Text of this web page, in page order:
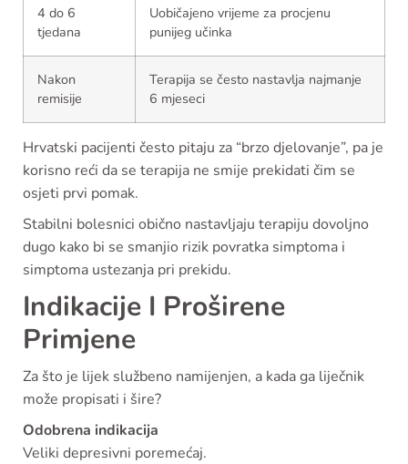
4 do 6
tjedana
Uobičajeno vrijeme za procjenu
punijeg učinka
Nakon
remisije
Terapija se često nastavlja najmanje
6 mjeseci
Hrvatski pacijenti često pitaju za “brzo djelovanje”, pa je
korisno reći da se terapija ne smije prekidati čim se
osjeti prvi pomak.
Stabilni bolesnici obično nastavljaju terapiju dovoljno
dugo kako bi se smanjio rizik povratka simptoma i
simptoma ustezanja pri prekidu.
Indikacije I Proširene
Primjene
Za što je lijek službeno namijenjen, a kada ga liječnik
može propisati i šire?
Odobrena indikacija
Veliki depresivni poremećaj.